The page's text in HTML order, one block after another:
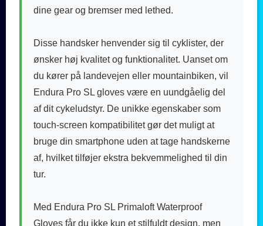
dine gear og bremser med lethed.
Disse handsker henvender sig til cyklister, der
ønsker høj kvalitet og funktionalitet. Uanset om
du kører på landevejen eller mountainbiken, vil
Endura Pro SL gloves være en uundgåelig del
af dit cykeludstyr. De unikke egenskaber som
touch-screen kompatibilitet gør det muligt at
bruge din smartphone uden at tage handskerne
af, hvilket tilføjer ekstra bekvemmelighed til din
tur.
Med Endura Pro SL Primaloft Waterproof
Gloves får du ikke kun et stilfuldt design, men